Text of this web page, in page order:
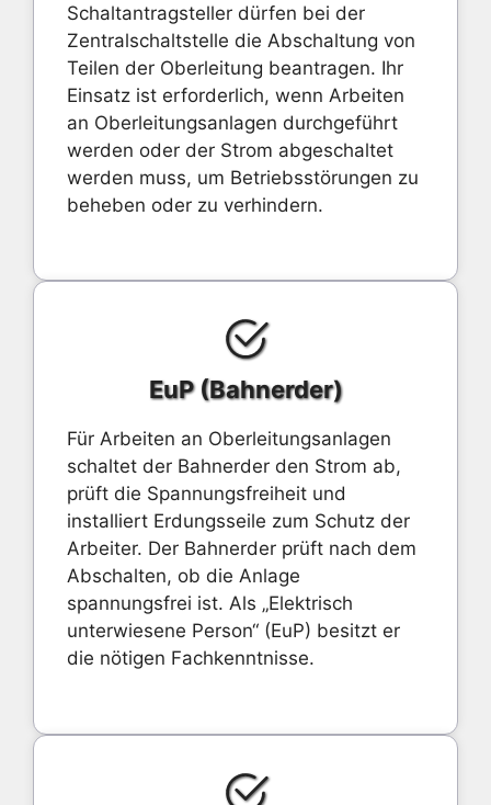
Schaltantragsteller dürfen bei der
Zentralschaltstelle die Abschaltung von
Teilen der Oberleitung beantragen. Ihr
Einsatz ist erforderlich, wenn Arbeiten
an Oberleitungsanlagen durchgeführt
werden oder der Strom abgeschaltet
werden muss, um Betriebsstörungen zu
beheben oder zu verhindern.
EuP (Bahnerder)
Für Arbeiten an Oberleitungsanlagen
schaltet der Bahnerder den Strom ab,
prüft die Spannungsfreiheit und
installiert Erdungsseile zum Schutz der
Arbeiter. Der Bahnerder prüft nach dem
Abschalten, ob die Anlage
spannungsfrei ist. Als „Elektrisch
unterwiesene Person“ (EuP) besitzt er
die nötigen Fachkenntnisse.